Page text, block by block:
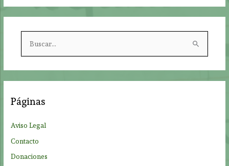
r
:
Páginas
Aviso Legal
Contacto
Donaciones